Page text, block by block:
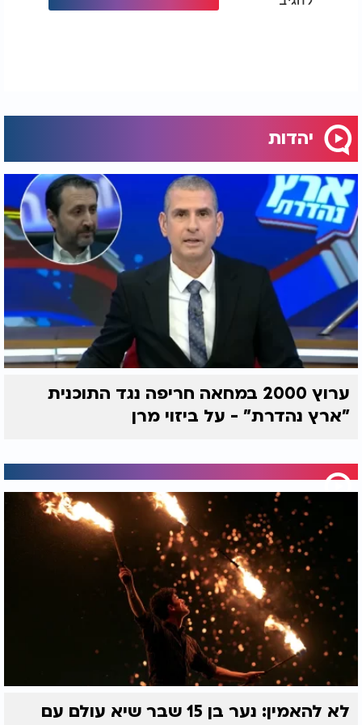
לפרנסה טובה ומבורכת.
מהמשימה הקדושה של חיזוק עם ישראל.
לחצו כאן כדי להפוך לשותפים>
הברכה של הרב מחפוד שליט"א נמסרה מתוך רצון לחזק
ולעודד את כל מי שנושא בעול ומסייע להמשך פעילות
הערוץ. ברכה זו, בשילוב עם ההזדמנות להשתתף
בהקמת האולפנים החדשים, יוצרת מציאות מיוחדת
שבה כל שותף זוכה לא רק לתגמול רוחני אלא גם
לחיבור אישי לפרויקט שעתיד להאיר לעם ישראל כולו.
במילותיו הברורות של הרב: "עלו והצליחו בכל אשר
תפנו השם יהיה בעזרכם". אמירה זו מהדהדת בליבם
של כל העוסקים במלאכת הקודש, ומעניקה כוחות
מחודשים להמשיך ולהפיץ תורה ואמונה גם בזמנים
לפרטים נוספים ולהצטרפות למסגרת השותפות עם
ערוץ 2000 ניתן ללחוץ על הקישור המצורף או להתקשר
יהדות
ערוץ 2000 במחאה חריפה נגד התוכנית
"ארץ נהדרת" - על ביזוי מרן
לא להאמין: נער בן 15 שבר שיא עולם עם